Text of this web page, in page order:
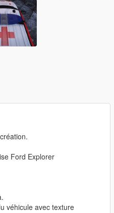
Ford Explorer
véhicule avec texture